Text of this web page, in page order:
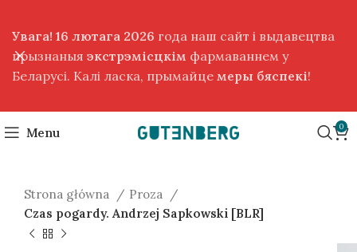
Menu 0
Strona główna
Proza
Czas pogardy. Andrzej Sapkowski [BLR]
Увага! 16 лютага 2026 года наш сайт і выдавецтва
прызнаныя экстрэмісцкім фармаваннем у
Беларусі. Калі ласка, прымайце меры бяспекі!